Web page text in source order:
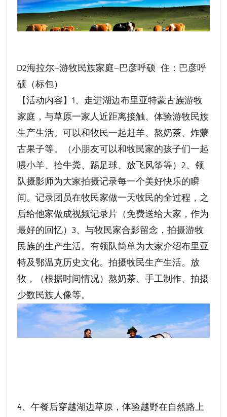
D2海拉尔—游牧民族家庭—巴彦呼硕 住：巴彦呼
硕（标包）
【活动内容】1、走进湖边布里亚特蒙古族游牧
家庭，与草原一家人近距离接触、体验游牧民族
生产生活。可以和牧民一起赶羊、熬奶茶、炸蒙
古果子等。（小朋友可以和牧民家的孩子们一起
喂小羊、拾牛粪、踢足球、放飞风筝等）2、领
队摄影师为大家拍摄记录每一个美好快乐的瞬
间。记录团员在牧民家做一天牧民的全过程，之
后给他家做成视频记录片（免费送给大家，作为
最好的回忆）3、与牧民家合影留念，拍摄游牧
民族的生产生活。有领队简单为大家介绍布里亚
特及鄂温克历史文化。拍摄牧民生产生活。放
牧，（根据时间情况）熬奶茶、手工制作、拍摄
少数民族人像等。
4、午餐后穿越湖边草原，体验越野在自然路上